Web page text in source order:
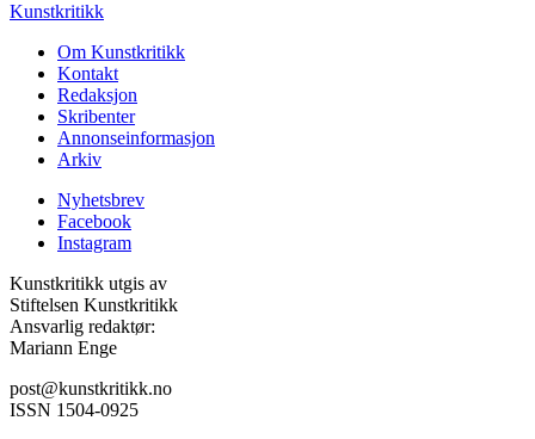
Kunstkritikk
Om Kunstkritikk
Kontakt
Redaksjon
Skribenter
Annonseinformasjon
Arkiv
Nyhetsbrev
Facebook
Instagram
Kunstkritikk utgis av
Stiftelsen Kunstkritikk
Ansvarlig redaktør:
Mariann Enge
post@kunstkritikk.no
ISSN 1504-0925